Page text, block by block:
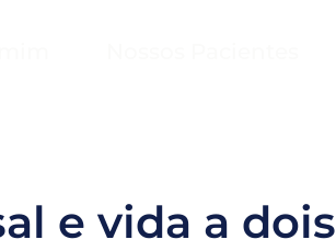
e vida a dois